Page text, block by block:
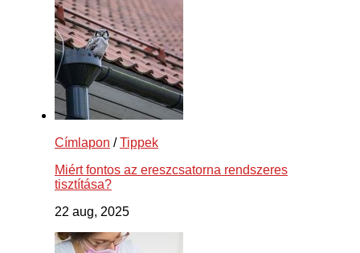
Címlapon /Tippek
Miért fontos az ereszcsatorna rendszeres
tisztítása?
22 aug, 2025